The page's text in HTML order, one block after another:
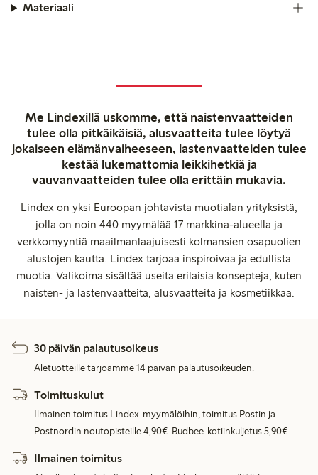
Materiaali
Me Lindexillä uskomme, että naistenvaatteiden
tulee olla pitkäikäisiä, alusvaatteita tulee löytyä
jokaiseen elämänvaiheeseen, lastenvaatteiden tulee
kestää lukemattomia leikkihetkiä ja
vauvanvaatteiden tulee olla erittäin mukavia.
Lindex on yksi Euroopan johtavista muotialan yrityksistä,
jolla on noin 440 myymälää 17 markkina-alueella ja
verkkomyyntiä maailmanlaajuisesti kolmansien osapuolien
alustojen kautta. Lindex tarjoaa inspiroivaa ja edullista
muotia. Valikoima sisältää useita erilaisia konsepteja, kuten
naisten- ja lastenvaatteita, alusvaatteita ja kosmetiikkaa.
30 päivän palautusoikeus
Aletuotteille tarjoamme 14 päivän palautusoikeuden.
Toimituskulut
Ilmainen toimitus Lindex-myymälöihin, toimitus Postin ja
Postnordin noutopisteille 4,90€. Budbee-kotiinkuljetus 5,90€.
Ilmainen toimitus